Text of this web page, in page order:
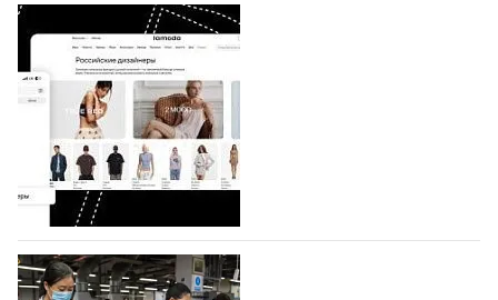
BALLINA представит свои новинки на Euro
Shoes
Компания BALLINA Guangzhou Lihuang Footwear
Co., Ltd., основанная в 2011 году и расположенная в
Гуанчжоу, столице моды Китая, является
профессиональной обувной компанией,
объединяющей разработку, производство и…
07.08.2026 450
На платформе Lamoda - новый раздел и